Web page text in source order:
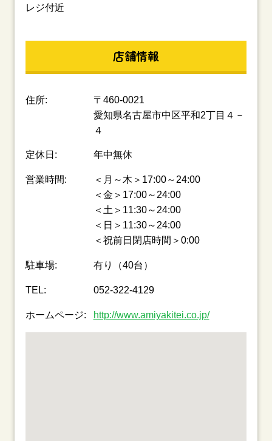
レジ付近
店舗情報
住所:
〒460-0021
愛知県名古屋市中区平和2丁目４－
４
定休日: 年中無休
営業時間:
＜月～木＞17:00～24:00
＜金＞17:00～24:00
＜土＞11:30～24:00
＜日＞11:30～24:00
＜祝前日閉店時間＞0:00
駐車場: 有り（40台）
TEL: 052-322-4129
ホームページ: http://www.amiyakitei.co.jp/